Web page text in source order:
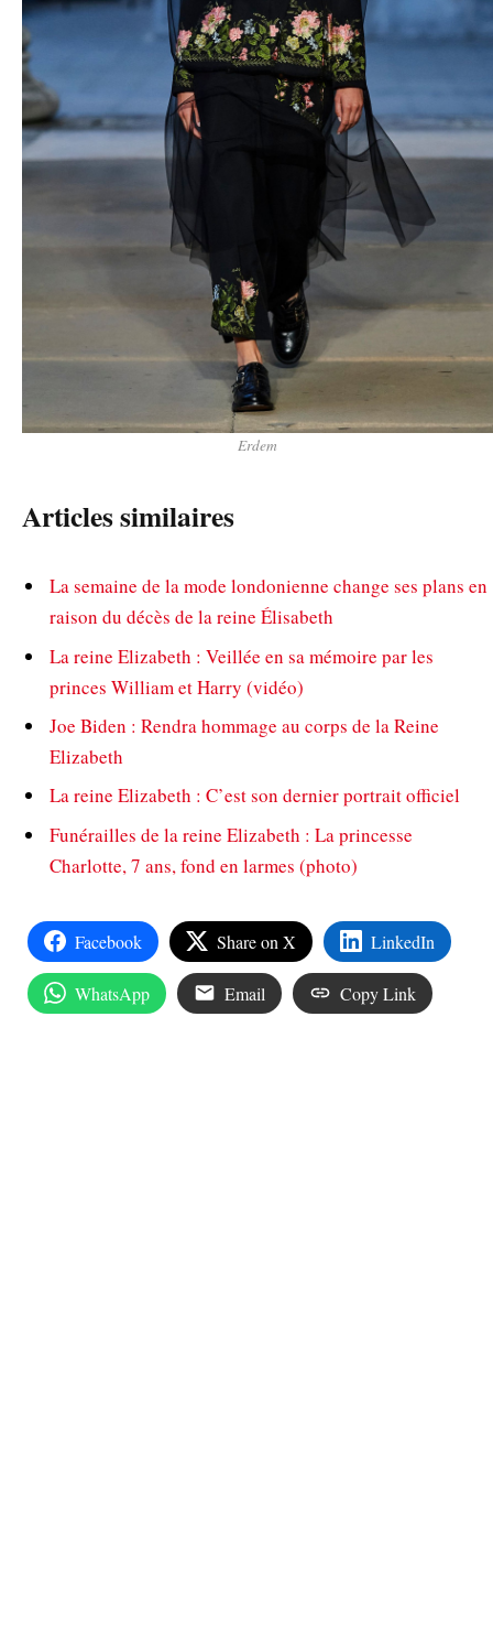
Erdem
Articles similaires
La semaine de la mode londonienne change ses plans en
raison du décès de la reine Élisabeth
La reine Elizabeth : Veillée en sa mémoire par les
princes William et Harry (vidéo)
Joe Biden : Rendra hommage au corps de la Reine
Elizabeth
La reine Elizabeth : C’est son dernier portrait officiel
Funérailles de la reine Elizabeth : La princesse
Charlotte, 7 ans, fond en larmes (photo)
Facebook Share on X LinkedIn
WhatsApp Email Copy Link